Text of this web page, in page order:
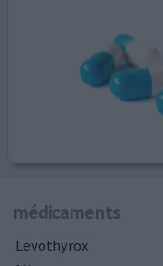
médicaments
Levothyrox